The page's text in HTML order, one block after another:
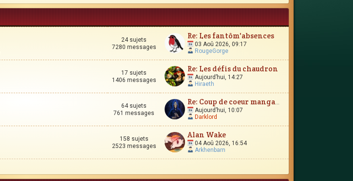
24 sujets
7280 messages
Re: Les fantôm'absences
03 Aoû 2026, 09:17
RougeGorge
17 sujets
1406 messages
Re: Les défis du chaudron
Aujourd’hui, 14:27
Hiraeth
64 sujets
761 messages
Re: Coup de coeur manga-esque
Aujourd’hui, 10:07
Darklord
158 sujets
2523 messages
Alan Wake
04 Aoû 2026, 16:54
Arkhenbarn